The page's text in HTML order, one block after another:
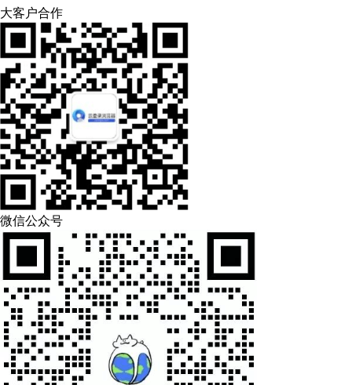
大客户合作
微信公众号